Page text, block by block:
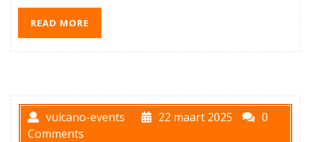
READ MORE
vulcano-events 22 maart 2025
0
Comments